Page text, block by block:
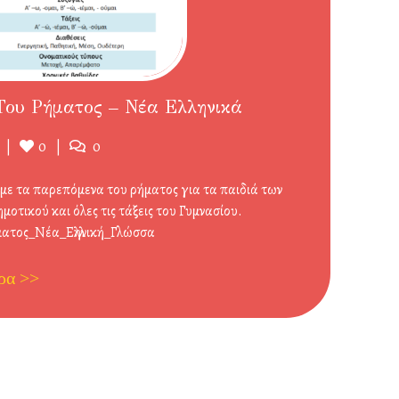
Ρήματος – Νέα Ελληνικά
Likes
0 Σχόλια
0
τα παρεπόμενα του ρήματος για τα παιδιά των
και όλες τις τάξεις του Γυμνασίου.
>>